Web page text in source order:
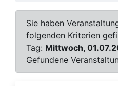
Sie haben
folgenden Kriterien
Tag: Mittwoch,
Gefundene